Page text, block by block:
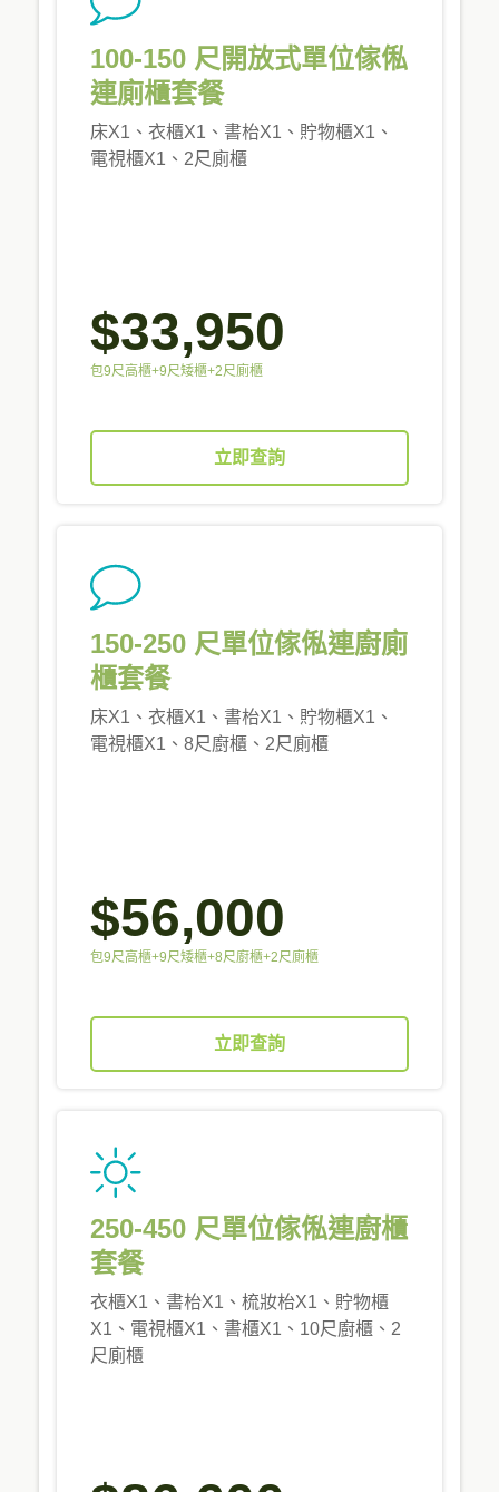
100-150 尺開放式單位傢俬
連廁櫃套餐
床X1、衣櫃X1、書枱X1、貯物櫃X1、
電視櫃X1、2尺廁櫃
$33,950
包9尺高櫃+9尺矮櫃+2尺廁櫃
立即查詢
150-250 尺單位傢俬連廚廁
櫃套餐
床X1、衣櫃X1、書枱X1、貯物櫃X1、
電視櫃X1、8尺廚櫃、2尺廁櫃
$56,000
包9尺高櫃+9尺矮櫃+8尺廚櫃+2尺廁櫃
立即查詢
250-450 尺單位傢俬連廚櫃
套餐
衣櫃X1、書枱X1、梳妝枱X1、貯物櫃
X1、電視櫃X1、書櫃X1、10尺廚櫃、2
尺廁櫃